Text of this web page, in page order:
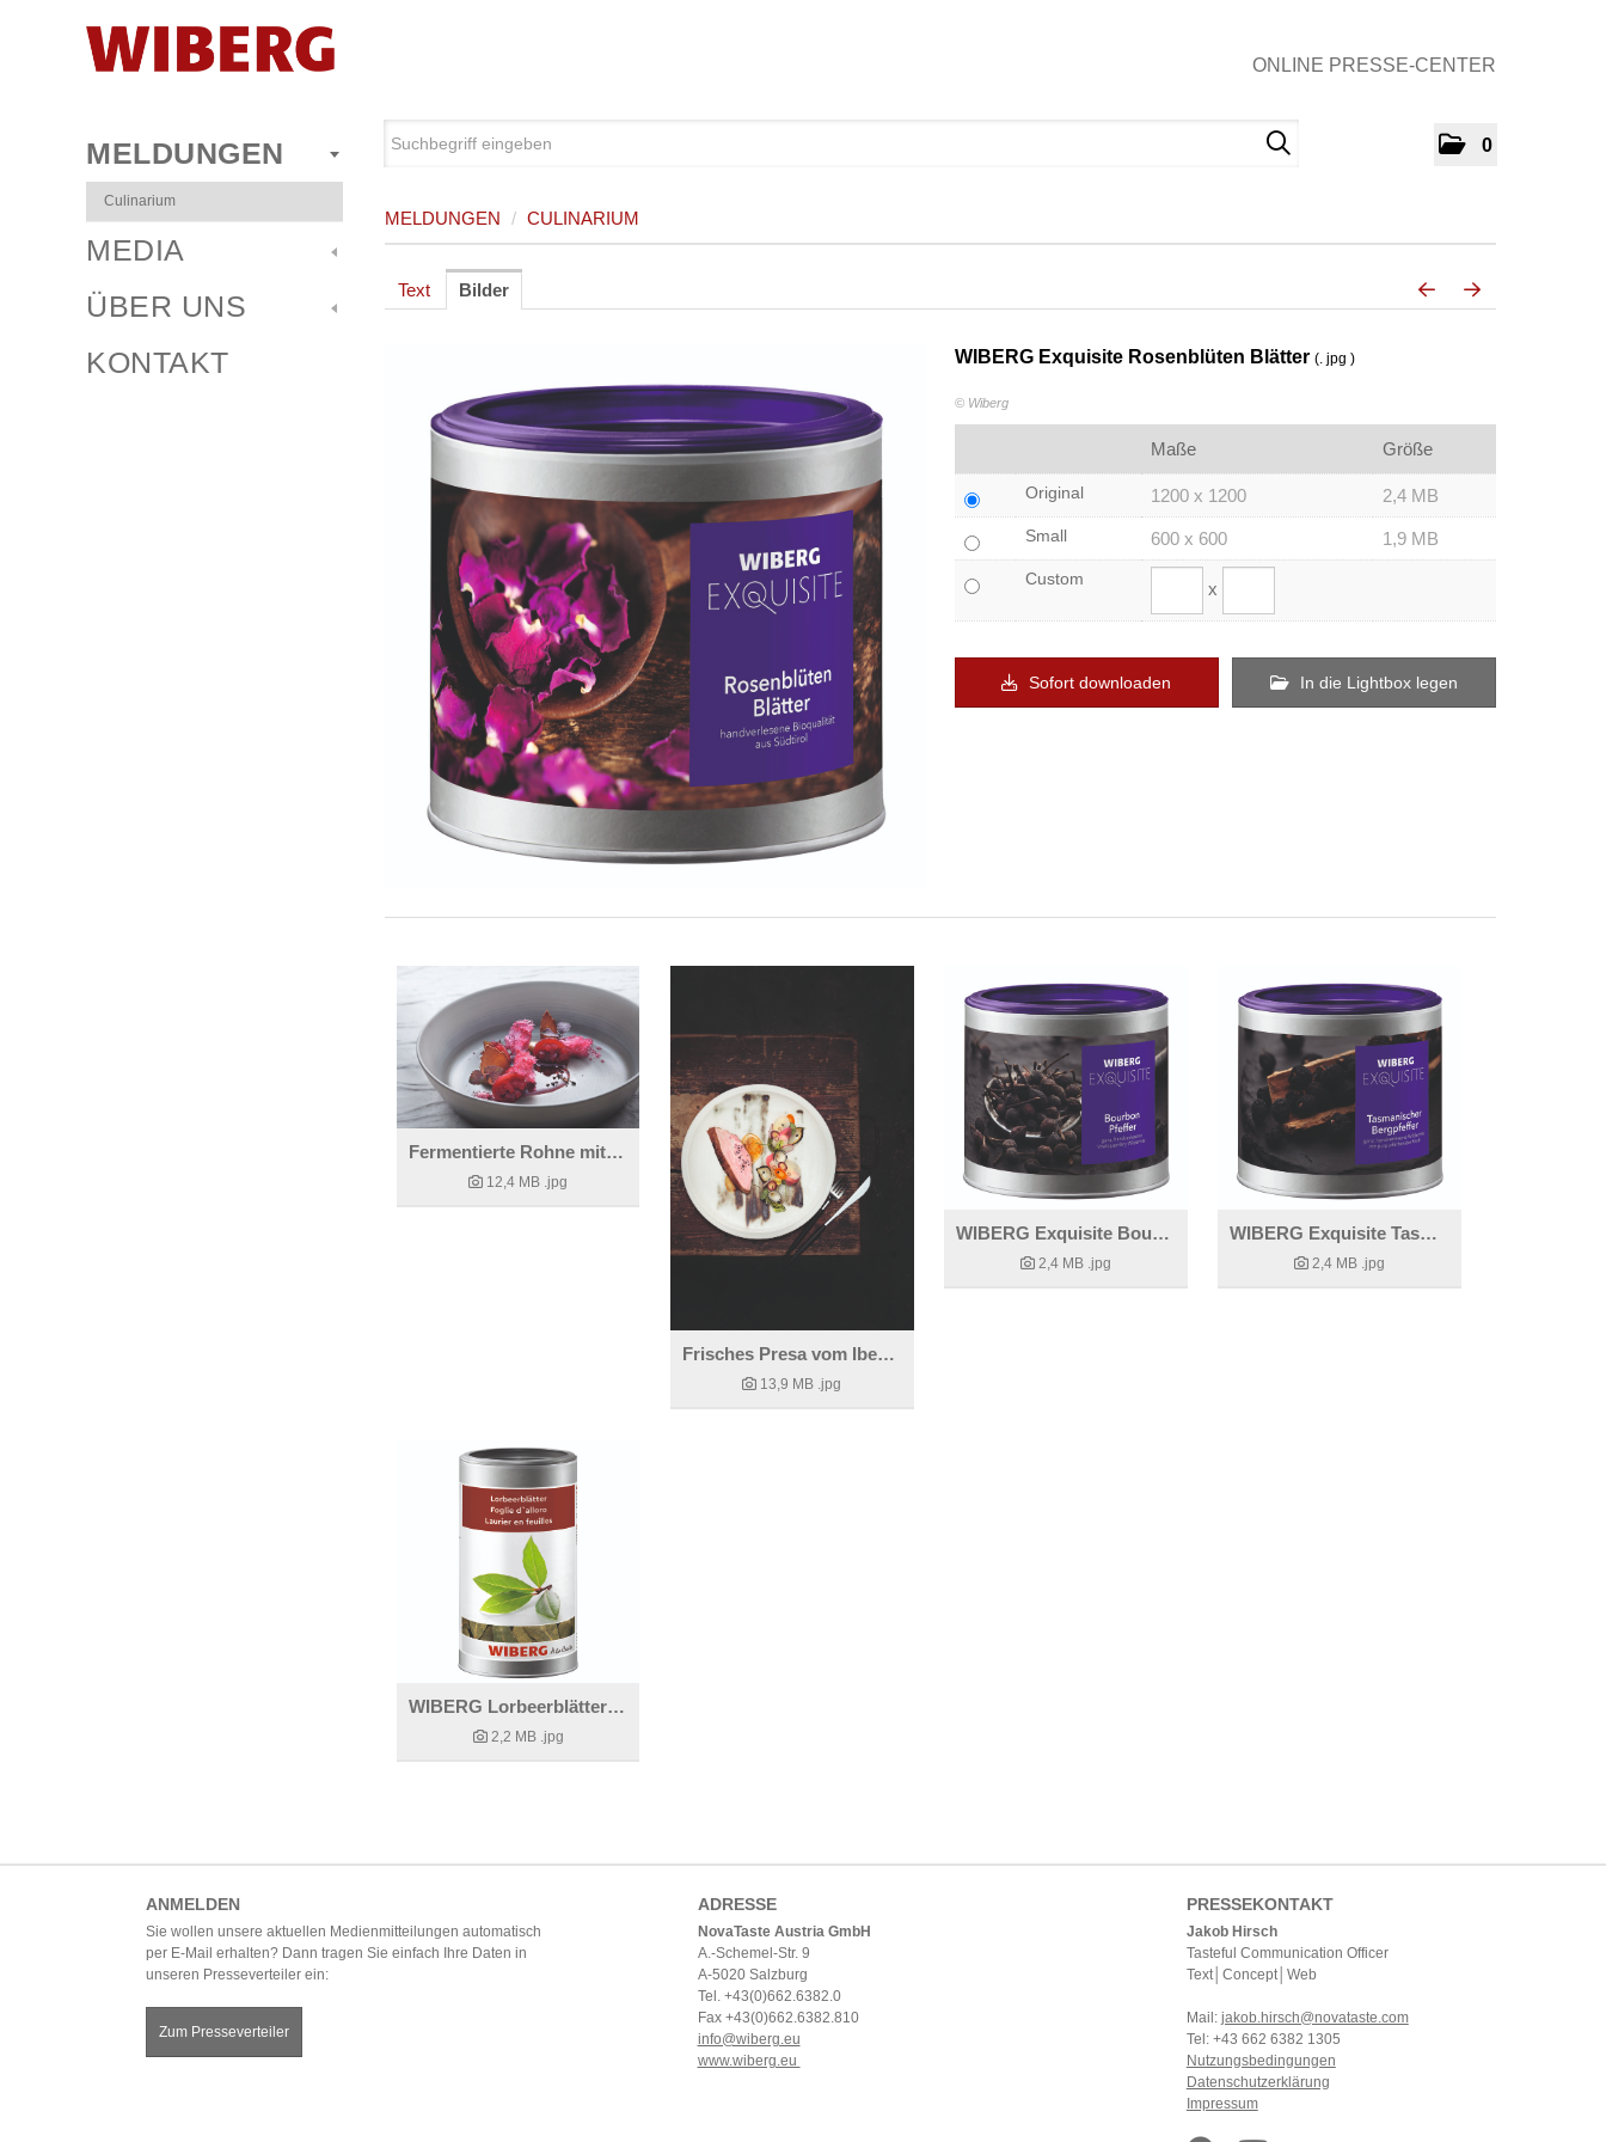
ONLINE PRESSE-CENTER
0
MELDUNGEN
Culinarium
MEDIA
ÜBER UNS
KONTAKT
MELDUNGEN / CULINARIUM
Text Bilder
WIBERG Exquisite Rosenblüten Blätter (. jpg )
© Wiberg
Maße Größe
Original 1200 x 1200 2,4 MB
Small 600 x 600 1,9 MB
Custom x
Sofort downloaden In die Lightbox legen
Fermentierte Rohne mit Maroni und Sisho Purple
12,4 MB .jpg
Frisches Presa vom Iberco Schwein
13,9 MB .jpg
WIBERG Exquisite Bourbon Pfeffer
2,4 MB .jpg
WIBERG Exquisite Tasmanischer Bergpfeffer
2,4 MB .jpg
WIBERG Lorbeerblätter ganz
2,2 MB .jpg
ANMELDEN
Sie wollen unsere aktuellen Medienmitteilungen automatisch
per E-Mail erhalten? Dann tragen Sie einfach Ihre Daten in
unseren Presseverteiler ein:
Zum Presseverteiler
ADRESSE
NovaTaste Austria GmbH
A.-Schemel-Str. 9
A-5020 Salzburg
Tel. +43(0)662.6382.0
Fax +43(0)662.6382.810
info@wiberg.eu
www.wiberg.eu
PRESSEKONTAKT
Jakob Hirsch
Tasteful Communication Officer
Text│Concept│Web
Mail: jakob.hirsch@novataste.com
Tel: +43 662 6382 1305
Nutzungsbedingungen
Datenschutzerklärung
Impressum